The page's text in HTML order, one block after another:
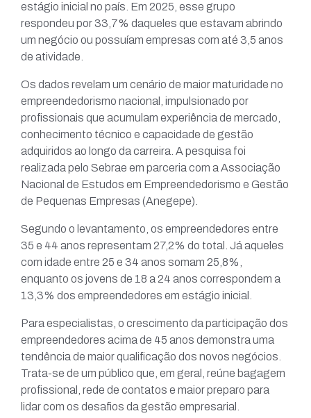
estágio inicial no país. Em 2025, esse grupo
respondeu por 33,7% daqueles que estavam abrindo
um negócio ou possuíam empresas com até 3,5 anos
de atividade.
Os dados revelam um cenário de maior maturidade no
empreendedorismo nacional, impulsionado por
profissionais que acumulam experiência de mercado,
conhecimento técnico e capacidade de gestão
adquiridos ao longo da carreira. A pesquisa foi
realizada pelo Sebrae em parceria com a Associação
Nacional de Estudos em Empreendedorismo e Gestão
de Pequenas Empresas (Anegepe).
Segundo o levantamento, os empreendedores entre
35 e 44 anos representam 27,2% do total. Já aqueles
com idade entre 25 e 34 anos somam 25,8%,
enquanto os jovens de 18 a 24 anos correspondem a
13,3% dos empreendedores em estágio inicial.
Para especialistas, o crescimento da participação dos
empreendedores acima de 45 anos demonstra uma
tendência de maior qualificação dos novos negócios.
Trata-se de um público que, em geral, reúne bagagem
profissional, rede de contatos e maior preparo para
lidar com os desafios da gestão empresarial.